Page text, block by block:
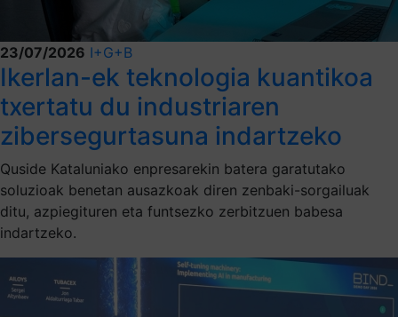
23/07/2026 I+G+B
Ikerlan-ek teknologia kuantikoa
txertatu du industriaren
zibersegurtasuna indartzeko
Quside Kataluniako enpresarekin batera garatutako
soluzioak benetan ausazkoak diren zenbaki-sorgailuak
ditu, azpiegituren eta funtsezko zerbitzuen babesa
indartzeko.